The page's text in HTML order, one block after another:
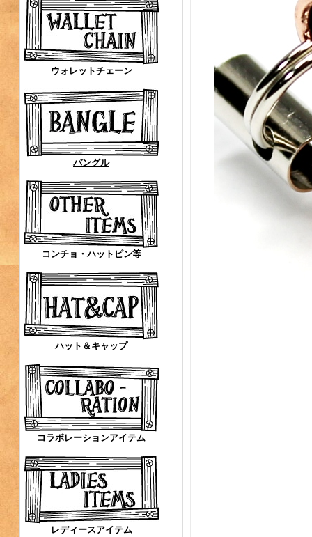
ウォレットチェーン
バングル
コンチョ・ハットピン等
ハット＆キャップ
コラボレーションアイテム
レディースアイテム